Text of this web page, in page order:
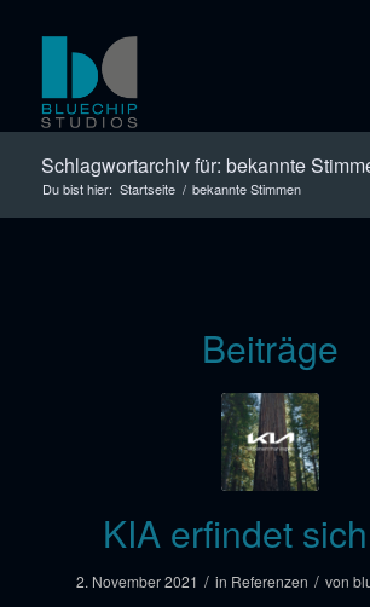
Schlagwortarchiv für: bekannte
Du bist hier: Startseite / bekannte Stimmen
Beiträge
KIA erfindet
2. November 2021 / in Referenzen / von